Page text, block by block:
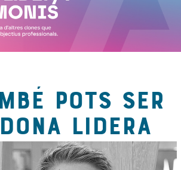
POTS SER
LIDERA